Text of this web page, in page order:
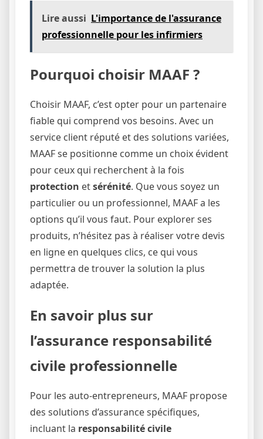
Lire aussi L'importance de l'assurance
professionnelle pour les infirmiers
Pourquoi choisir MAAF ?
Choisir MAAF, c’est opter pour un partenaire
fiable qui comprend vos besoins. Avec un
service client réputé et des solutions variées,
MAAF se positionne comme un choix évident
pour ceux qui recherchent à la fois
protection etsérénité. Que vous soyez un
particulier ou un professionnel, MAAF a les
options qu’il vous faut. Pour explorer ses
produits, n’hésitez pas à réaliser votre devis
en ligne en quelques clics, ce qui vous
permettra de trouver la solution la plus
adaptée.
En savoir plus sur
l’assurance responsabilité
civile professionnelle
Pour les auto-entrepreneurs, MAAF propose
des solutions d’assurance spécifiques,
incluant la responsabilité civile